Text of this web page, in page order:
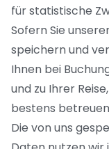
für statistische
Sofern Sie
speichern und
Ihnen bei
und zu Ihrer
bestens
Die von uns